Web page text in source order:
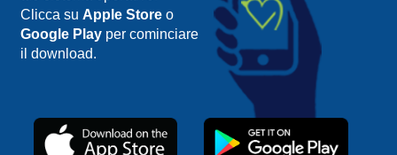
Clicca su Apple Storeo
Google Playper cominciare
il download.